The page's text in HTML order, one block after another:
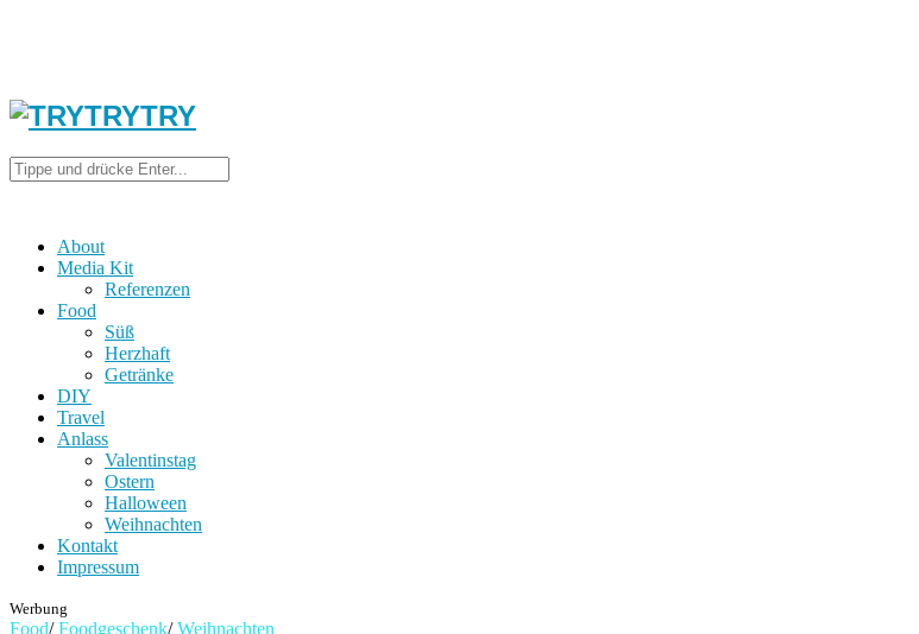
About
Media Kit
Referenzen
Food
Süß
Herzhaft
Getränke
DIY
Travel
Anlass
Valentinstag
Ostern
Halloween
Weihnachten
Kontakt
Impressum
Werbung
Food/ Foodgeschenk/ Weihnachten